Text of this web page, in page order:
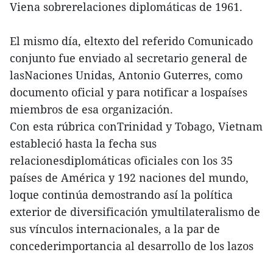
Viena sobrerelaciones diplomáticas de 1961.
El mismo día, eltexto del referido Comunicado
conjunto fue enviado al secretario general de
lasNaciones Unidas, Antonio Guterres, como
documento oficial y para notificar a lospaíses
miembros de esa organización.
Con esta rúbrica conTrinidad y Tobago, Vietnam
estableció hasta la fecha sus
relacionesdiplomáticas oficiales con los 35
países de América y 192 naciones del mundo,
loque continúa demostrando así la política
exterior de diversificación ymultilateralismo de
sus vínculos internacionales, a la par de
concederimportancia al desarrollo de los lazos